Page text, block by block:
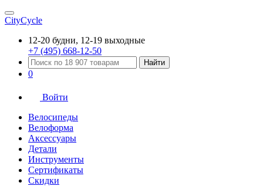
CityCycle
12-20 будни, 12-19 выходные
+7 (495) 668-12-50
Найти
0
Войти
Велосипеды
Велоформа
Аксессуары
Детали
Инструменты
Сертификаты
Скидки